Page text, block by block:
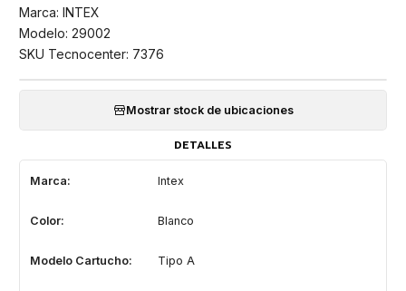
Marca: INTEX
Modelo: 29002
SKU Tecnocenter: 7376
Mostrar stock de ubicaciones
DETALLES
Marca: Intex
Color: Blanco
Modelo Cartucho: Tipo A